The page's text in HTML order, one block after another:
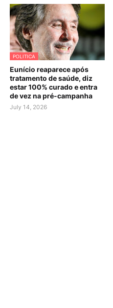
POLITICA
Eunício reaparece após
tratamento de saúde, diz
estar 100% curado e entra
de vez na pré-campanha
July 14, 2026